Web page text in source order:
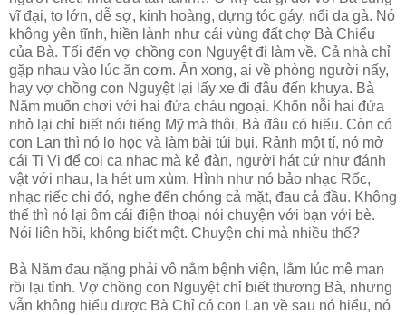
vĩ đại, to lớn, dễ sợ, kinh hoàng, dựng tóc gáy, nổi da gà. Nó
không yên tĩnh, hiền lành như cái vùng đất chợ Bà Chiểu
của Bà. Tối đến vợ chồng con Nguyệt đi làm về. Cả nhà chỉ
gặp nhau vào lúc ăn cơm. Ăn xong, ai về phòng người nấy,
hay vợ chồng con Nguyệt lại lấy xe đi đâu đến khuya. Bà
Năm muốn chơi với hai đứa cháu ngoại. Khốn nỗi hai đứa
nhỏ lại chỉ biết nói tiếng Mỹ mà thôi, Bà đâu có hiểu. Còn có
con Lan thì nó lo học và làm bài túi bụi. Rảnh một tí, nó mở
cái Ti Vi để coi ca nhạc mà kẻ đàn, người hát cứ như đánh
vật với nhau, la hét um xùm. Hình như nó bảo nhạc Rốc,
nhạc riếc chi đó, nghe đến chóng cả mặt, đau cả đầu. Không
thế thì nó lại ôm cái điện thoại nói chuyện với bạn với bè.
Nói liên hồi, không biết mệt. Chuyện chi mà nhiều thế?
Bà Năm đau nặng phải vô nằm bệnh viện, lắm lúc mê man
rồi lại tỉnh. Vợ chồng con Nguyệt chỉ biết thương Bà, nhưng
vẫn không hiểu được Bà Chỉ có con Lan về sau nó hiểu, nó